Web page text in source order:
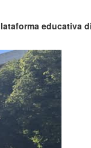
educativa